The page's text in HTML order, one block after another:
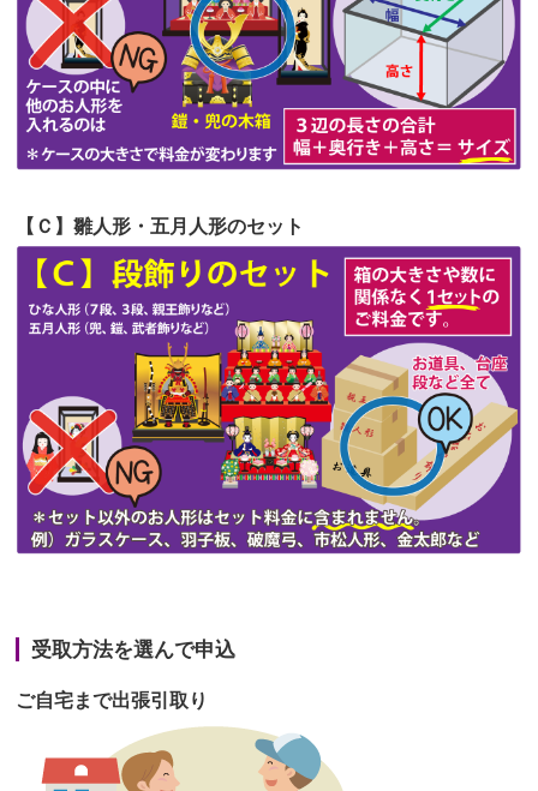
第53回人形供養祭令和4年7月1日(金)
第52回人形供養祭令和4年5月17日(火)
第51回人形供養祭令和4年4月18日(月)
第50回人形供養祭令和4年3月15日(火)
第49回人形供養祭令和4年1月17日(月)
第48回人形供養祭令和3年12月3日(金)
第47回人形供養祭 令和3年10月11日(月)
第46回人形供養祭 令和3年9月13日(月)
第45回人形供養祭令和3年7月12日(月)
第44回人形供養祭令和3年6月3日(木)
第43回人形供養祭令和3年4月23日(金)
第39回人形供養祭令和2年10月22日(木)
第38回人形供養祭 令和2年8月26日(水)
【Ｃ】雛人形・五月人形のセット
受取方法を選んで申込
ご自宅まで出張引取り